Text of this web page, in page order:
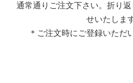
通常通りご注文下さい。折り返
せいたしま
＊ご注文時にご登録いただ